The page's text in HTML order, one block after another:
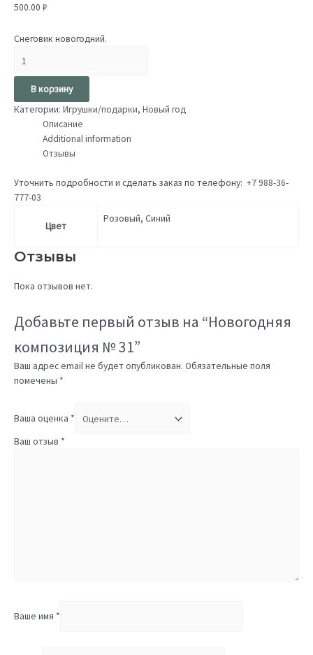
500.00 ₽
Снеговик новогодний.
В корзину
Категории: Игрушки/подарки, Новый год
Описание
Additional information
Отзывы
Уточнить подробности и сделать заказ по телефону: +7 988-36-
777-03
Цвет
Розовый, Синий
Отзывы
Пока отзывов нет.
Добавьте первый отзыв на “Новогодняя
композиция № 31”
Ваш адрес email не будет опубликован. Обязательные поля
помечены *
Ваша оценка *
Ваш отзыв *
Ваше имя *